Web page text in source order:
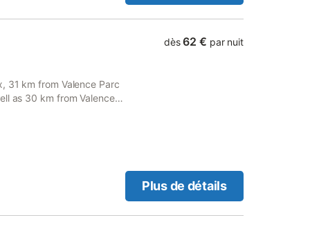
Un parking est
accessibles. Les
non-fumeurs et des
1,5 km de Dunière-sur-
un restaurant, un
incluent le canoë, les
31 km from Valence Parc
as 30 km from Valence
at the homestay
dès 62 € par nuit
Plus de détails